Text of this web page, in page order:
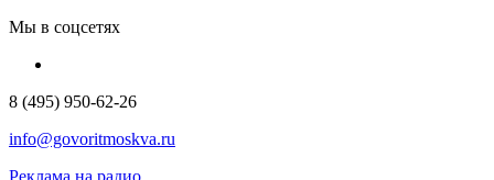
Мы в соцсетях
8 (495) 950-62-26
info@govoritmoskva.ru
Реклама на радио